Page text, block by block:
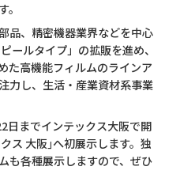
品、精密機器業界などを中心
ールタイプ」の拡販を進め、
た高機能フィルムのラインア
力し、生活・産業資材系事業
日までインテックス大阪で開
ス 大阪｣へ初展示します。独
も各種展示しますので、ぜひ